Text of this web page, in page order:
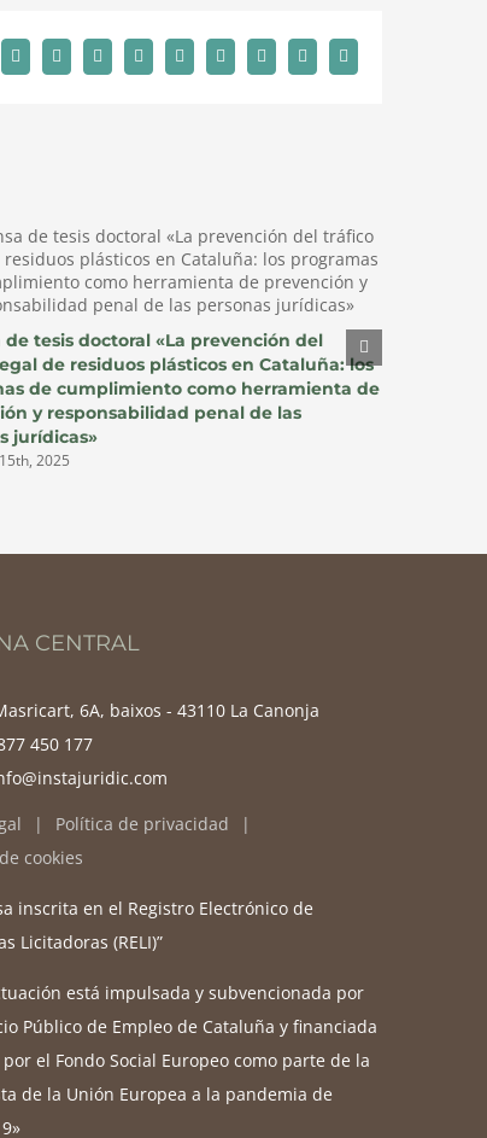
Facebook
X RedditLinkedInWhatsAppTumblrPinterest
Vk Email
de tesis doctoral «La prevención del
de residuos plásticos en Cataluña: los
de cumplimiento como herramienta de
y responsabilidad penal de las
jurídicas»
2025
CENTRAL
6A, baixos - 43110 La Canonja
450 177
Política de privacidad
cookies
inscrita en el Registro Electrónico de
Licitadoras (RELI)”
está impulsada y subvencionada por
Público de Empleo de Cataluña y financiada
por el Fondo Social Europeo como parte de la
de la Unión Europea a la pandemia de